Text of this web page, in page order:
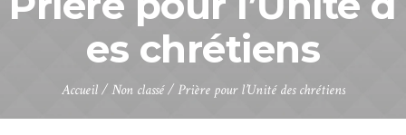
es chrétiens
Accueil /Non classé / Prière pour l’Unité des chrétiens